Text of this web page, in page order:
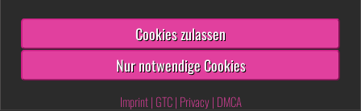
Cookies zulassen
Nur notwendige Cookies
Imprint| GTC| Privacy| DMCA